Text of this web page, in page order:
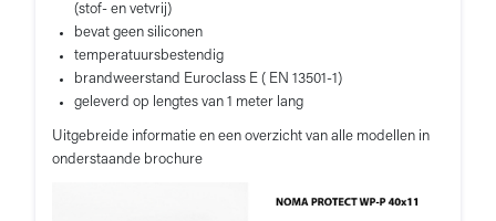
(stof- en vetvrij)
bevat geen siliconen
temperatuursbestendig
brandweerstand Euroclass E ( EN 13501-1)
geleverd op lengtes van 1 meter lang
Uitgebreide informatie en een overzicht van alle modellen in
onderstaande brochure